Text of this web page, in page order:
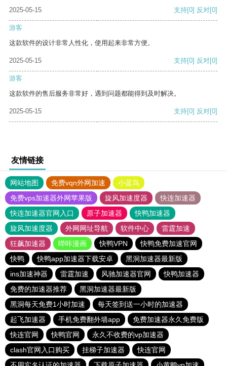
2025-05-15
支持[0] 反对[0]
游客
这款软件的设计非常人性化，使用起来非常方便。
2025-05-15 支持[0] 反对[0]
游客
这款软件的售后服务非常好，遇到问题都能得到及时解决。
2025-05-15 支持[0] 反对[0]
友情链接
网站地图 免费vqn外网加速
小蓝鸟
免费vps加速器外网苹果版
旋风加速度器
快连加速器
快连加速器官网入口
原子加速器
快鸭加速器
旋风加速度器
外网网址导航 软件中心
雷霆加速
狂飙加速器
哔咔漫画 快鸭VPN
快鸭免费加速官网
快鸭
快鸭app加速器下载安卓
黑洞加速器最新版
ins加速神器
雷霆加速 风驰加速器官网
快鸭加速器
免费的加速器推荐
黑洞加速器最新版
黑洞每天免费1小时加速
每天签到送一小时的加速器
起飞加速器
手机免费翻外墙app
免费加速器永久免费版
快连官网
快鸭官网
永久不收费的vp加速器
clash官网入口购买
挂梯子加速器
快连官网